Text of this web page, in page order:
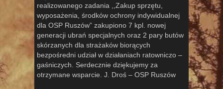
realizowanego zadania ,,Zakup sprzętu,
wyposażenia, środków ochrony indywidualnej
dla OSP Ruszów” zakupiono 7 kpl. nowej
generacji ubrań specjalnych oraz 2 pary butów
skórzanych dla strażaków biorących
bezpośredni udział w działaniach ratowniczo –
gaśniczych. Serdecznie dziękujemy za
otrzymane wsparcie. J. Droś – OSP Ruszów